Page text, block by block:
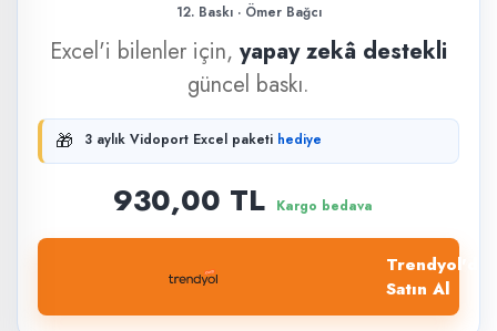
12. Baskı · Ömer Bağcı
Excel'i bilenler için, yapay zekâ destekli
güncel baskı.
🎁 3 aylık Vidoport Excel paketi hediye
930,00 TL Kargo bedava
Trendyol'dan
Satın Al